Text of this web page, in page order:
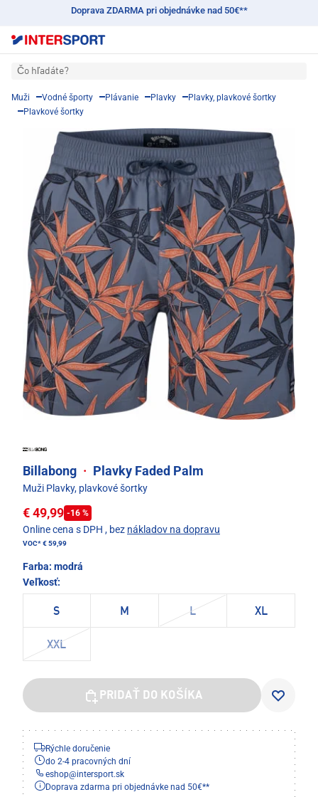
Doprava ZDARMA pri objednávke nad 50€**
Čo hľadáte?
Muži Vodné športy Plávanie Plavky
Plavky, plavkové šortky
Plavkové šortky
Billabong · Plavky Faded Palm
Muži Plavky, plavkové šortky
€ 49,99 -16 %
Online cena s DPH , bez nákladov na dopravu
VOC*€ 59,99
Farba: modrá
Veľkosť:
S M L XL
XXL
PRIDAŤ DO KOŠÍKA
Rýchle doručenie
do 2-4 pracovných dní
eshop@intersport.sk
Doprava zdarma pri objednávke nad 50€**